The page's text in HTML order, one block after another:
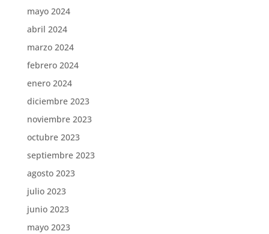
mayo 2024
abril 2024
marzo 2024
febrero 2024
enero 2024
diciembre 2023
noviembre 2023
octubre 2023
septiembre 2023
agosto 2023
julio 2023
junio 2023
mayo 2023